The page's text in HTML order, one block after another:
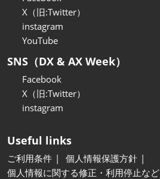
X（旧:Twitter）
instagram
YouTube
SNS（DX & AX Week）
Facebook
X（旧:Twitter）
instagram
Useful links
ご利用条件
個人情報保護方針
個人情報に関する修正・利用停止など